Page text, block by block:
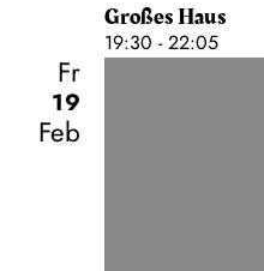
Großes Haus
19:30 - 22:05
Fr
19
Feb